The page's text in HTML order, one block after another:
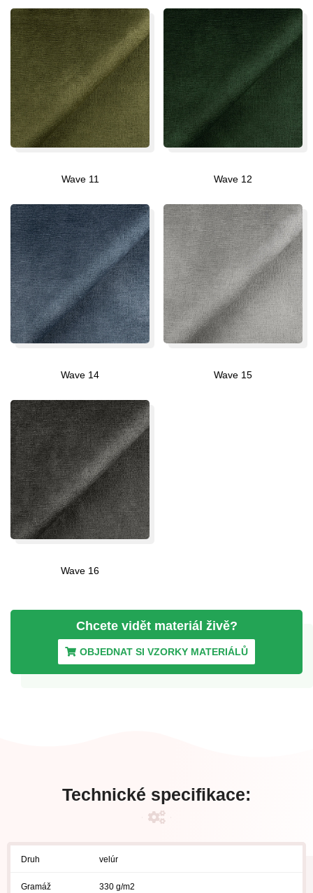
Wave 11 Wave 12
Wave 14 Wave 15
Wave 16
Chcete vidět materiál živě?
OBJEDNAT SI VZORKY MATERIÁLŮ
Technické specifikace:
Druh velúr
Gramáž 330 g/m2